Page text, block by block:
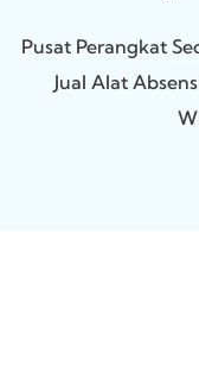
Pusat Perangkat
Jual Alat